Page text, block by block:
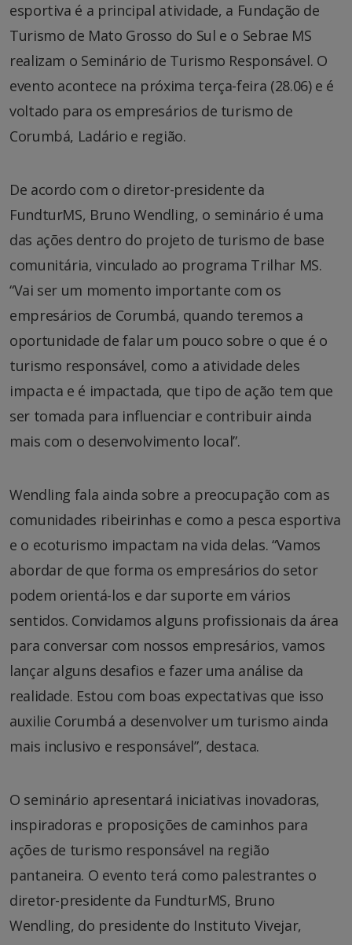
esportiva é a principal atividade, a Fundação de
Turismo de Mato Grosso do Sul e o Sebrae MS
realizam o Seminário de Turismo Responsável. O
evento acontece na próxima terça-feira (28.06) e é
voltado para os empresários de turismo de
Corumbá, Ladário e região.
De acordo com o diretor-presidente da
FundturMS, Bruno Wendling, o seminário é uma
das ações dentro do projeto de turismo de base
comunitária, vinculado ao programa Trilhar MS.
“Vai ser um momento importante com os
empresários de Corumbá, quando teremos a
oportunidade de falar um pouco sobre o que é o
turismo responsável, como a atividade deles
impacta e é impactada, que tipo de ação tem que
ser tomada para influenciar e contribuir ainda
mais com o desenvolvimento local”.
Wendling fala ainda sobre a preocupação com as
comunidades ribeirinhas e como a pesca esportiva
e o ecoturismo impactam na vida delas. “Vamos
abordar de que forma os empresários do setor
podem orientá-los e dar suporte em vários
sentidos. Convidamos alguns profissionais da área
para conversar com nossos empresários, vamos
lançar alguns desafios e fazer uma análise da
realidade. Estou com boas expectativas que isso
auxilie Corumbá a desenvolver um turismo ainda
mais inclusivo e responsável”, destaca.
O seminário apresentará iniciativas inovadoras,
inspiradoras e proposições de caminhos para
ações de turismo responsável na região
pantaneira. O evento terá como palestrantes o
diretor-presidente da FundturMS, Bruno
Wendling, do presidente do Instituto Vivejar,